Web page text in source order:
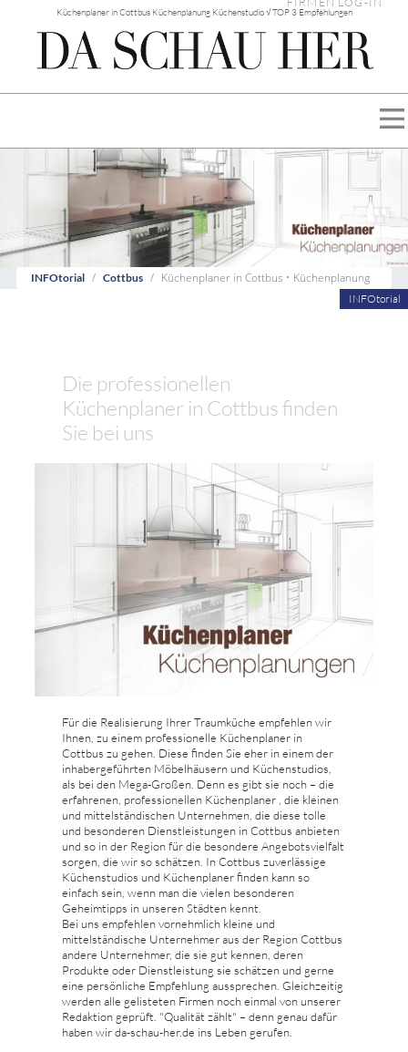
Küchenplaner in Cottbus Küchenplanung Küchenstudio √ TOP 3 Empfehlungen
INFOtorial Cottbus
Küchenplaner in Cottbus • Küchenplanung
INFOtorial
Die professionellen
Küchenplaner in Cottbus finden
Sie bei uns
Für die Realisierung Ihrer Traumküche empfehlen wir
Ihnen, zu einem professionelle Küchenplaner in
Cottbus zu gehen. Diese finden Sie eher in einem der
inhabergeführten Möbelhäusern und Küchenstudios,
als bei den Mega-Großen. Denn es gibt sie noch – die
erfahrenen, professionellen Küchenplaner , die kleinen
und mittelständischen Unternehmen, die diese tolle
und besonderen Dienstleistungen in Cottbus anbieten
und so in der Region für die besondere Angebotsvielfalt
sorgen, die wir so schätzen. In Cottbus zuverlässige
Küchenstudios und Küchenplaner finden kann so
einfach sein, wenn man die vielen besonderen
Geheimtipps in unseren Städten kennt.
Bei uns empfehlen vornehmlich kleine und
mittelständische Unternehmer aus der Region Cottbus
andere Unternehmer, die sie gut kennen, deren
Produkte oder Dienstleistung sie schätzen und gerne
eine persönliche Empfehlung aussprechen. Gleichzeitig
werden alle gelisteten Firmen noch einmal von unserer
Redaktion geprüft. "Qualität zählt" – denn genau dafür
haben wir da-schau-her.de ins Leben gerufen.